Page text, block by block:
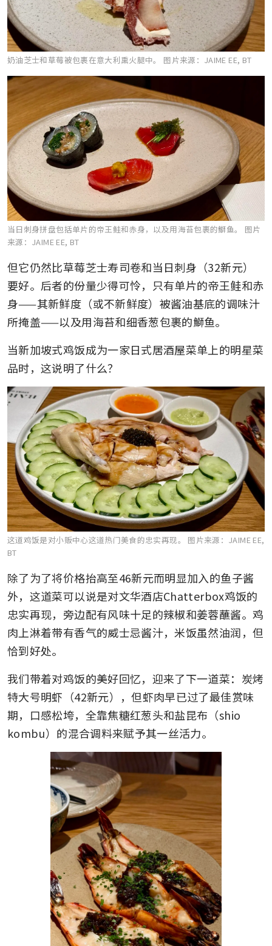
奶油芝士和草莓被包裹在意大利熏火腿中。 图片来源：JAIME EE, BT
当日刺身拼盘包括单片的帝王鲑和赤身，以及用海苔包裹的鰤鱼。 图片
来源：JAIME EE, BT
但它仍然比草莓芝士寿司卷和当日刺身（32新元）
要好。后者的份量少得可怜，只有单片的帝王鲑和赤
身——其新鲜度（或不新鲜度）被酱油基底的调味汁
所掩盖——以及用海苔和细香葱包裹的鰤鱼。
当新加坡式鸡饭成为一家日式居酒屋菜单上的明星菜
品时，这说明了什么？
这道鸡饭是对小贩中心这道热门美食的忠实再现。 图片来源：JAIME EE,
BT
除了为了将价格抬高至46新元而明显加入的鱼子酱
外，这道菜可以说是对文华酒店Chatterbox鸡饭的
忠实再现，旁边配有风味十足的辣椒和姜蓉蘸酱。鸡
肉上淋着带有香气的威士忌酱汁，米饭虽然油润，但
恰到好处。
我们带着对鸡饭的美好回忆，迎来了下一道菜：炭烤
特大号明虾（42新元），但虾肉早已过了最佳赏味
期，口感松垮，全靠焦糖红葱头和盐昆布（shio
kombu）的混合调料来赋予其一丝活力。